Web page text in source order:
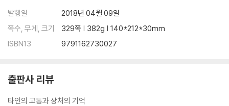
발행일
2018년 04월 09일
쪽수, 무게, 크기
329쪽 | 382g | 140*212*30mm
ISBN13
9791162730027
출판사 리뷰
타인의 고통과 상처의 기억